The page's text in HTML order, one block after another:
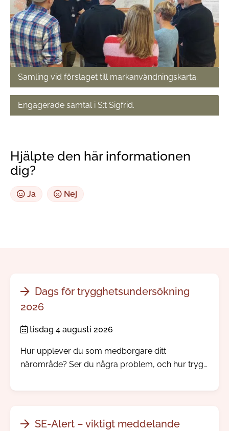
Samling vid förslaget till markanvändningskarta.
Engagerade samtal i S:t Sigfrid.
Hjälpte den här informationen
dig?
Ja Nej
Dags för trygghetsundersökning
2026
tisdag 4 augusti 2026
Hur upplever du som medborgare ditt
närområde? Ser du några problem, och hur trygg
årliga trygghetsundersökning.
SE-Alert – viktigt meddelande